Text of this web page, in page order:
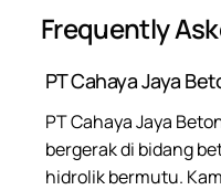
Frequently
PT Cahaya Jaya
PT Cahaya Jaya
bergerak di bidang
hidrolik bermutu.